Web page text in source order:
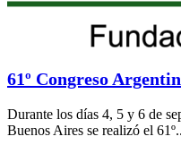
61º Congreso
Durante los días 4, 5 y 6 de
Buenos Aires se realizó el